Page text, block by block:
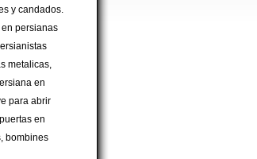
y candados.
persianas
metalicas,
en
para abrir
en
bombines